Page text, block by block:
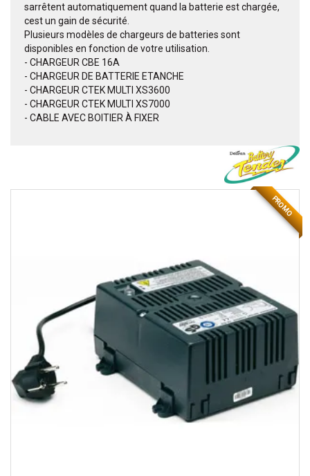
sarrêtent automatiquement quand la batterie est chargée,
cest un gain de sécurité.
Plusieurs modèles de chargeurs de batteries sont
disponibles en fonction de votre utilisation.
- CHARGEUR CBE 16A
- CHARGEUR DE BATTERIE ETANCHE
- CHARGEUR CTEK MULTI XS3600
- CHARGEUR CTEK MULTI XS7000
- CABLE AVEC BOITIER À FIXER
PROMO